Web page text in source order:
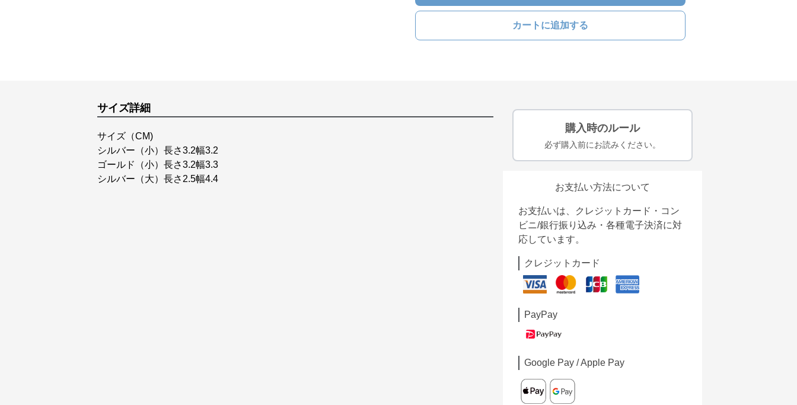
カートに追加する
サイズ詳細
サイズ（CM)
シルバー（小）長さ3.2幅3.2
ゴールド（小）長さ3.2幅3.3
シルバー（大）長さ2.5幅4.4
購入時のルール
必ず購入前にお読みください。
お支払い方法について
お支払いは、クレジットカード・コン
ビニ/銀行振り込み・各種電子決済に対
応しています。
クレジットカード
PayPay
Google Pay / Apple Pay